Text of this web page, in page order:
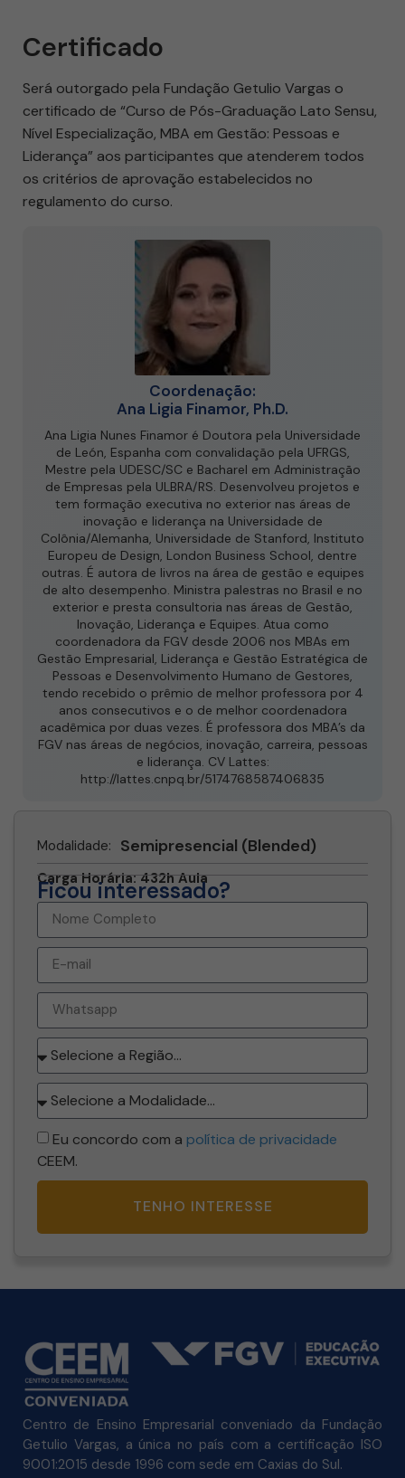
Certificado
Será outorgado pela Fundação Getulio Vargas o
certificado de “Curso de Pós-Graduação Lato Sensu,
Nível Especialização, MBA em Gestão: Pessoas e
Liderança” aos participantes que atenderem todos
os critérios de aprovação estabelecidos no
regulamento do curso.
Coordenação:
Ana Ligia Finamor, Ph.D.
Ana Ligia Nunes Finamor é Doutora pela Universidade
de León, Espanha com convalidação pela UFRGS,
Mestre pela UDESC/SC e Bacharel em Administração
de Empresas pela ULBRA/RS. Desenvolveu projetos e
tem formação executiva no exterior nas áreas de
inovação e liderança na Universidade de
Colônia/Alemanha, Universidade de Stanford, Instituto
Europeu de Design, London Business School, dentre
outras. É autora de livros na área de gestão e equipes
de alto desempenho. Ministra palestras no Brasil e no
exterior e presta consultoria nas áreas de Gestão,
Inovação, Liderança e Equipes. Atua como
coordenadora da FGV desde 2006 nos MBAs em
Gestão Empresarial, Liderança e Gestão Estratégica de
Pessoas e Desenvolvimento Humano de Gestores,
tendo recebido o prêmio de melhor professora por 4
anos consecutivos e o de melhor coordenadora
acadêmica por duas vezes. É professora dos MBA’s da
FGV nas áreas de negócios, inovação, carreira, pessoas
e liderança. CV Lattes:
http://lattes.cnpq.br/5174768587406835
Modalidade: Semipresencial (Blended)
Carga Horária: 432h Aula
Ficou interessado?
Eu concordo com a política de privacidade
CEEM.
TENHO INTERESSE
Centro de Ensino Empresarial conveniado da Fundação
Getulio Vargas, a única no país com a certificação ISO
9001:2015 desde 1996 com sede em Caxias do Sul.